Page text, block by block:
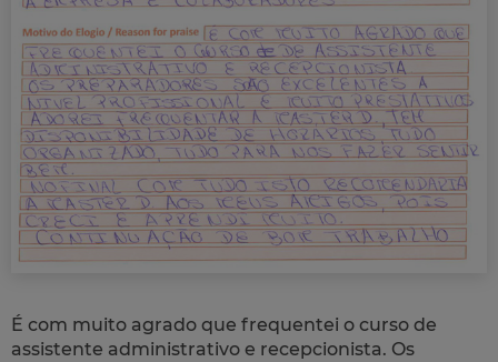
É com muito agrado que frequentei o curso de
assistente administrativo e recepcionista. Os